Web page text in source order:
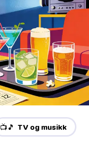
📺🎵 TV og musikk